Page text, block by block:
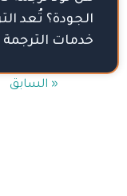
الجودة؟ تُعد
خدمات
« السابق